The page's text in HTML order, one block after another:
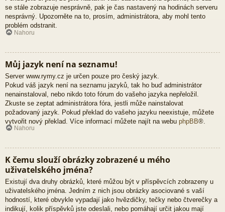
se stále zobrazuje nesprávně, pak je čas nastavený na hodinách serveru
nesprávný. Upozorněte na to, prosím, administrátora, aby mohl tento
problém odstranit.
Nahoru
Můj jazyk není na seznamu!
Server www.rymy.cz je určen pouze pro český jazyk.
Pokud váš jazyk není na seznamu jazyků, tak ho buď administrátor
nenainstaloval, nebo nikdo toto fórum do vašeho jazyka nepřeložil.
Zkuste se zeptat administrátora fóra, jestli může nainstalovat
požadovaný jazyk. Pokud překlad do vašeho jazyku neexistuje, můžete
vytvořit nový překlad. Více informací můžete najít na webu phpBB®.
Nahoru
K čemu slouží obrázky zobrazené u mého
uživatelského jména?
Existují dva druhy obrázků, které můžou být v příspěvcích zobrazeny u
uživatelského jména. Jedním z nich jsou obrázky asociované s vaší
hodností, které obvykle vypadají jako hvězdičky, tečky nebo čtverečky a
indikují, kolik příspěvků jste odeslali, nebo pomáhají určit jakou mají